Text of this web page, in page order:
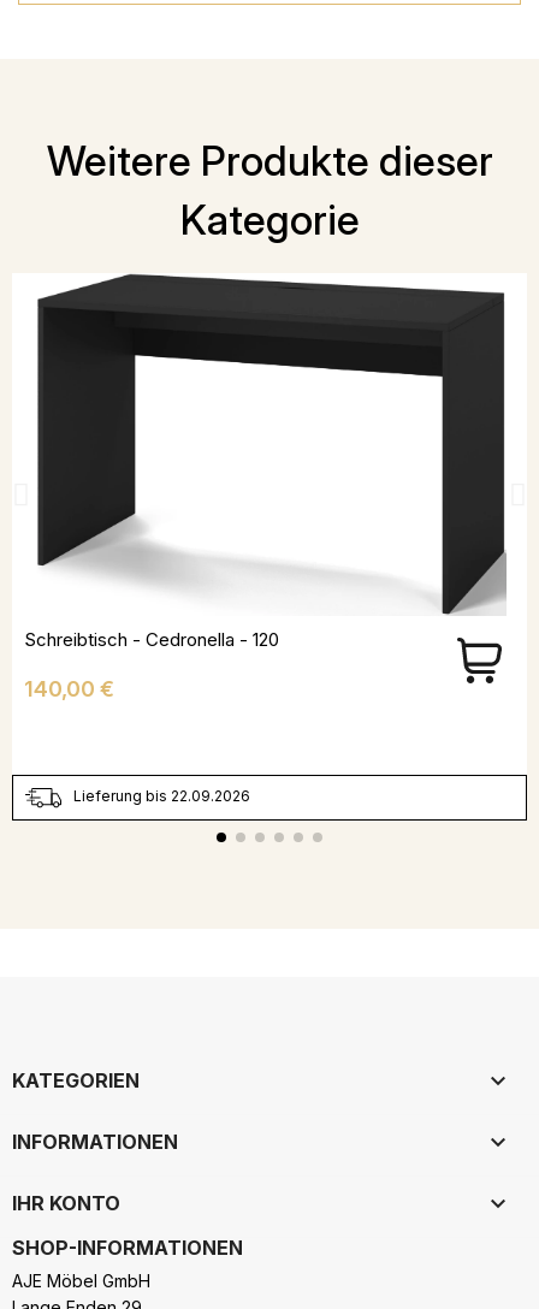
Weitere Produkte dieser
Kategorie
Schreibtisch - Cedronella - 120
Preis
140,00 €
Lieferung bis 22.09.2026
KATEGORIEN 
INFORMATIONEN 
IHR KONTO 
SHOP-INFORMATIONEN
AJE Möbel GmbH